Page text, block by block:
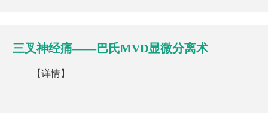
三叉神经痛——巴氏MVD显微分离术
【详情】